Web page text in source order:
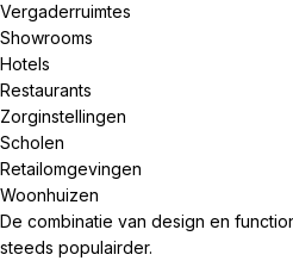
Vergaderruimtes
Showrooms
Hotels
Restaurants
Zorginstellingen
Scholen
Retailomgevingen
Woonhuizen
De combinatie van design en
steeds populairder.